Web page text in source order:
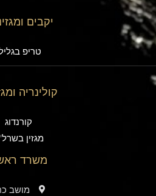
יקבים
טריפ בגליל
קולינריה
קורנדוג
מגזין בשרל'ה
משרד ראשי
מושב